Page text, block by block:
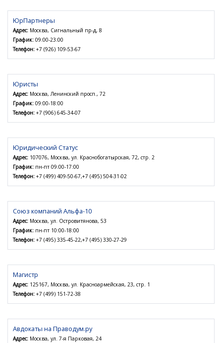
ЮрПартнеры
Адрес: Москва, Сигнальный пр-д, 8
График: 09:00-23:00
Телефон: +7 (926) 109-53-67
Юристы
Адрес: Москва, Ленинский просп., 72
График: 09:00-18:00
Телефон: +7 (906) 645-34-07
Юридический Статус
Адрес: 107076, Москва, ул. Краснобогатырская, 72, стр. 2
График: пн-пт 09:00-17:00
Телефон: +7 (499) 409-50-67,+7 (495) 504-31-02
Союз компаний Альфа-10
Адрес: Москва, ул. Островитянова, 53
График: пн-пт 10:00-18:00
Телефон: +7 (495) 335-45-22,+7 (495) 330-27-29
Магистр
Адрес: 125167, Москва, ул. Красноармейская, 23, стр. 1
Телефон: +7 (499) 151-72-38
Авдокаты на Праводум.ру
Адрес: Москва, ул. 7-я Парковая, 24